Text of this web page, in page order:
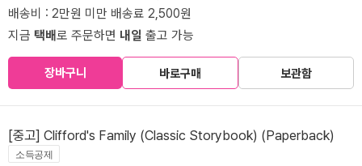
배송비 : 2만원 미만 배송료 2,500원
지금 택배로 주문하면 내일 출고 가능
장바구니 바로구매 보관함
[중고] Clifford's Family (Classic Storybook) (Paperback)
소득공제